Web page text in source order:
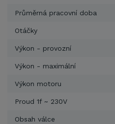
Průměrná pracovní doba
Otáčky
Výkon - provozní
Výkon - maximální
Výkon motoru
Proud 1f ~ 230V
Obsah válce